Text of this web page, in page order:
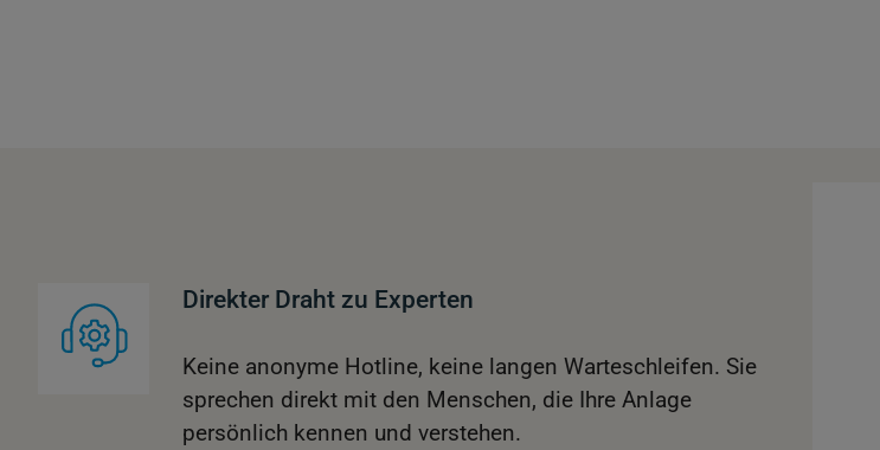
Direkter Draht zu Experten
Keine anonyme Hotline, keine langen Warteschleifen. Sie
sprechen direkt mit den Menschen, die Ihre Anlage
persönlich kennen und verstehen.